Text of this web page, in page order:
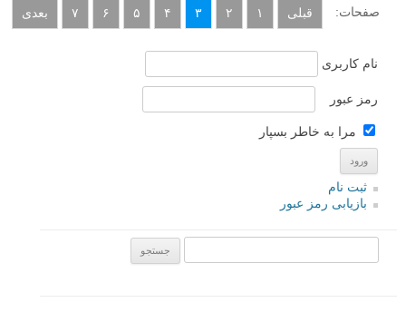
صفحات: قبلی ۱ ۲ ۳ ۴ ۵ ۶ ۷ بعدی
نام کاربری
رمز عبور
مرا به خاطر بسپار
ثبت نام
بازیابی رمز عبور